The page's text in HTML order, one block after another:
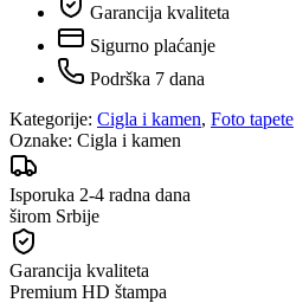
Garancija kvaliteta
Sigurno plaćanje
Podrška 7 dana
Kategorije: Cigla i kamen, Foto tapete
Oznake: Cigla i kamen
Isporuka 2-4 radna dana
širom Srbije
Garancija kvaliteta
Premium HD štampa